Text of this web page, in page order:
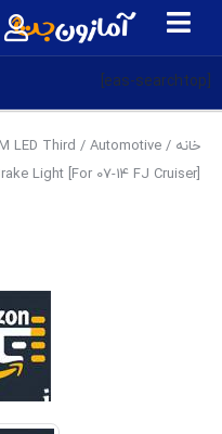
[eas-searchtop]
خانه /
Automotive
LED Third
Light [For 07-14 FJ Cruiser]